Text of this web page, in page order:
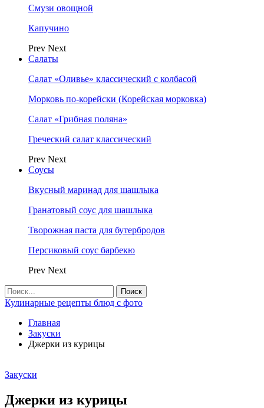
Смузи овощной
Капучино
Prev Next
Салаты
Салат «Оливье» классический с колбасой
Морковь по-корейски (Корейская морковка)
Салат «Грибная поляна»
Греческий салат классический
Prev Next
Соусы
Вкусный маринад для шашлыка
Гранатовый соус для шашлыка
Творожная паста для бутербродов
Персиковый соус барбекю
Prev Next
Кулинарные рецепты блюд с фото
Главная
Закуски
Джерки из курицы
Закуски
Джерки из курицы